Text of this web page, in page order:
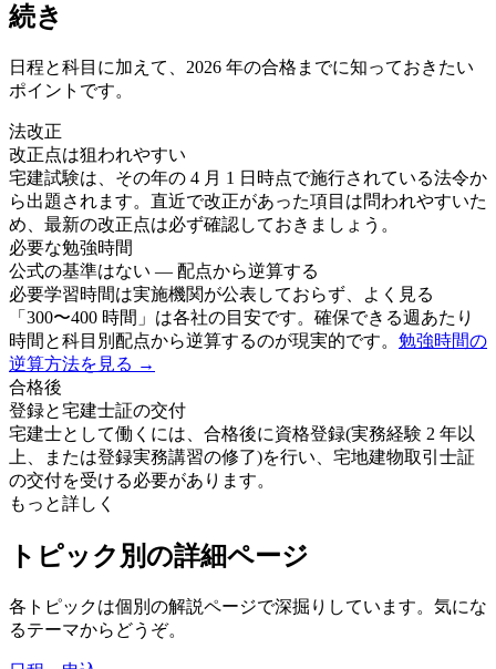
続き
日程と科目に加えて、2026 年の合格までに知っておきたい
ポイントです。
法改正
改正点は狙われやすい
宅建試験は、その年の 4 月 1 日時点で施行されている法令か
ら出題されます。直近で改正があった項目は問われやすいた
め、最新の改正点は必ず確認しておきましょう。
必要な勉強時間
公式の基準はない — 配点から逆算する
必要学習時間は実施機関が公表しておらず、よく見る
「300〜400 時間」は各社の目安です。確保できる週あたり
時間と科目別配点から逆算するのが現実的です。 勉強時間の
逆算方法を見る →
合格後
登録と宅建士証の交付
宅建士として働くには、合格後に資格登録(実務経験 2 年以
上、または登録実務講習の修了)を行い、宅地建物取引士証
の交付を受ける必要があります。
もっと詳しく
トピック別の詳細ページ
各トピックは個別の解説ページで深掘りしています。気にな
るテーマからどうぞ。